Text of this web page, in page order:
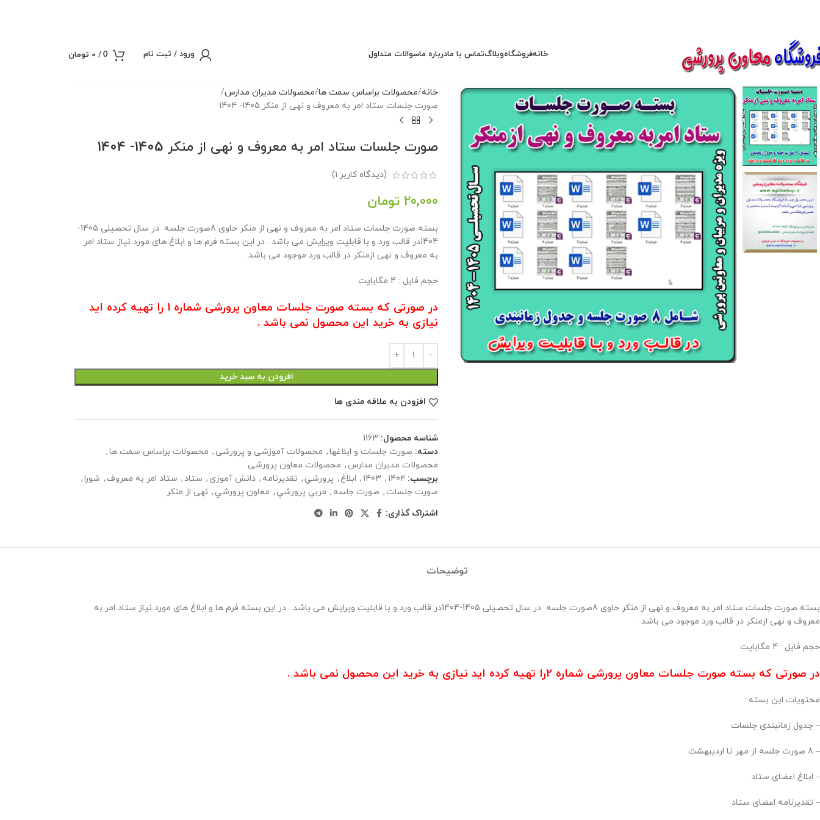
خانهفروشگاهوبلاگتماس با مادرباره ماسوالات متداول ورود / ثبت نام 0
/
0 تومان
خانه محصولات براساس سمت ها محصولات مدیران مدارس
صورت جلسات ستاد امر به معروف و نهی از منکر 1405- 1404
صورت جلسات ستاد امر به معروف و نهی از منکر 1405- 1404
(دیدگاه کاربر 1
)
20,000 تومان
بسته صورت جلسات ستاد امر به معروف و نهی از منکر حاوی 8صورت جلسه در سال تحصیلی 1405-
1404در قالب ورد و با قابلیت ویرایش می باشد . در این بسته فرم ها و ابلاغ های مورد نیاز ستاد امر
به معروف و نهی ازمنکر در قالب ورد موجود می باشد .
حجم فايل : 4 مگابايت
در صورتی که بسته صورت جلسات معاون پرورشی شماره 1 را تهیه کرده اید
نیازی به خرید این محصول نمی باشد .
افزودن به سبد خرید
افزودن به علاقه مندی ها
شناسه محصول: 1163
دسته: صورت جلسات و ابلاغها, محصولات آموزشی و پرورشی , محصولات براساس سمت ها,
محصولات مدیران مدارس , محصولات معاون پرورشی
برچسب: 1402
,
1403
, ابلاغ , پرورشي , تقدیرنامه , دانش آموزی , ستاد , ستاد امر به معروف , شورا,
صورت جلسات , صورت جلسه , مربي پرورشي , معاون پرورشي , نهی از منکر
اشتراک گذاری:
توضیحات
بسته صورت جلسات ستاد امر به معروف و نهی از منکر حاوی 8صورت جلسه در سال تحصیلی 1405-1404در قالب ورد و با قابلیت ویرایش می باشد . در این بسته فرم ها و ابلاغ های مورد نیاز ستاد امر به
معروف و نهی ازمنکر در قالب ورد موجود می باشد .
حجم فايل : 4 مگابايت
در صورتی که بسته صورت جلسات معاون پرورشی شماره 2را تهیه کرده اید نیازی به خرید این محصول نمی باشد .
محتویات این بسته :
– جدول زمانبندی جلسات
– 8 صورت جلسه از مهر تا اردیبهشت
– ابلاغ اعضای ستاد
– تقدیرنامه اعضای ستاد